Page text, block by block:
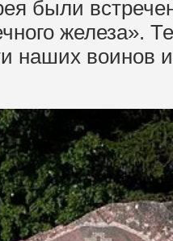
были
железа».
наших воинов